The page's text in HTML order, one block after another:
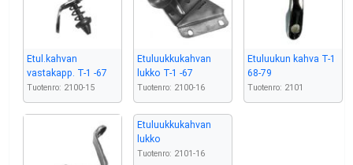
Etul.kahvan
vastakapp. T-1 -67
Tuotenro: 2100-15
Etuluukkukahvan
lukko T-1 -67
Tuotenro: 2100-16
Etuluukun kahva T-1
68-79
Tuotenro: 2101
Etuluukkukahvan
lukko
Tuotenro: 2101-16